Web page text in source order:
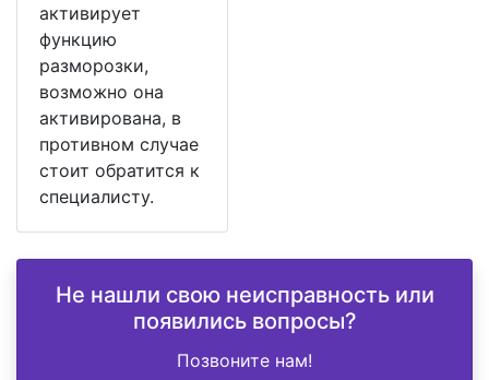
активирует
функцию
разморозки,
возможно она
активирована, в
противном случае
стоит обратится к
специалисту.
Не нашли свою неисправность или
появились вопросы?
Позвоните нам!